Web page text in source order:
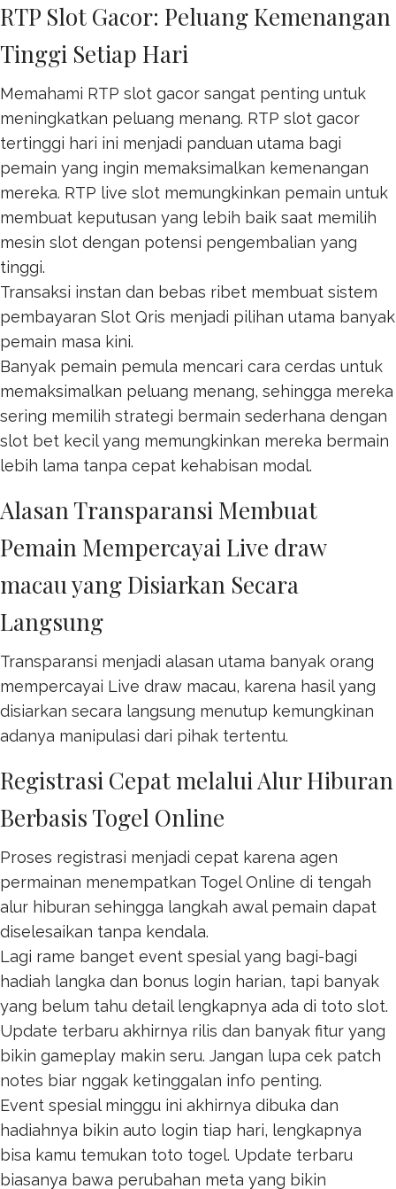
RTP Slot Gacor: Peluang Kemenangan
Tinggi Setiap Hari
Memahami RTP slot gacor sangat penting untuk
meningkatkan peluang menang. RTP slot gacor
tertinggi hari ini menjadi panduan utama bagi
pemain yang ingin memaksimalkan kemenangan
mereka. RTP live slot memungkinkan pemain untuk
membuat keputusan yang lebih baik saat memilih
mesin slot dengan potensi pengembalian yang
tinggi.
Transaksi instan dan bebas ribet membuat sistem
pembayaran Slot Qris menjadi pilihan utama banyak
pemain masa kini.
Banyak pemain pemula mencari cara cerdas untuk
memaksimalkan peluang menang, sehingga mereka
sering memilih strategi bermain sederhana dengan
slot bet kecilyang memungkinkan mereka bermain
lebih lama tanpa cepat kehabisan modal.
Alasan Transparansi Membuat
Pemain Mempercayai Live draw
macau yang Disiarkan Secara
Langsung
Transparansi menjadi alasan utama banyak orang
mempercayai Live draw macau, karena hasil yang
disiarkan secara langsung menutup kemungkinan
adanya manipulasi dari pihak tertentu.
Registrasi Cepat melalui Alur Hiburan
Berbasis Togel Online
Proses registrasi menjadi cepat karena agen
permainan menempatkan Togel Online di tengah
alur hiburan sehingga langkah awal pemain dapat
diselesaikan tanpa kendala.
Lagi rame banget event spesial yang bagi-bagi
hadiah langka dan bonus login harian, tapi banyak
yang belum tahu detail lengkapnya ada di toto slot.
Update terbaru akhirnya rilis dan banyak fitur yang
bikin gameplay makin seru. Jangan lupa cek patch
notes biar nggak ketinggalan info penting.
Event spesial minggu ini akhirnya dibuka dan
hadiahnya bikin auto login tiap hari, lengkapnya
bisa kamu temukan toto togel. Update terbaru
biasanya bawa perubahan meta yang bikin